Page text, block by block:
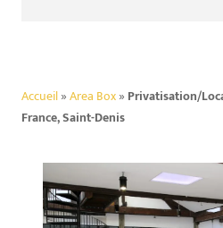
Accueil»Area Box» Privatisation/
France, Saint-Denis